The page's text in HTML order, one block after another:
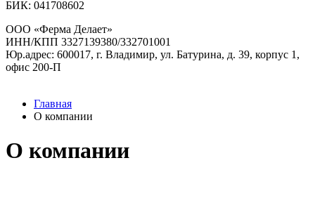
БИК: 041708602
ООО «Ферма Делает»
ИНН/КПП 3327139380/332701001
Юр.адрес: 600017, г. Владимир, ул. Батурина, д. 39, корпус 1,
офис 200-П
Главная
О компании
О компании